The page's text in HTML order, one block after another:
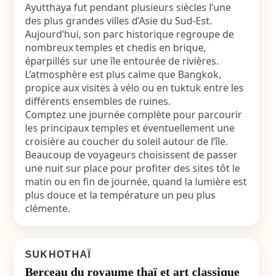
Ayutthaya fut pendant plusieurs siècles l’une
des plus grandes villes d’Asie du Sud-Est.
Aujourd’hui, son parc historique regroupe de
nombreux temples et chedis en brique,
éparpillés sur une île entourée de rivières.
L’atmosphère est plus calme que Bangkok,
propice aux visites à vélo ou en tuktuk entre les
différents ensembles de ruines.
Comptez une journée complète pour parcourir
les principaux temples et éventuellement une
croisière au coucher du soleil autour de l’île.
Beaucoup de voyageurs choisissent de passer
une nuit sur place pour profiter des sites tôt le
matin ou en fin de journée, quand la lumière est
plus douce et la température un peu plus
clémente.
SUKHOTHAÏ
Berceau du royaume thaï et art classique